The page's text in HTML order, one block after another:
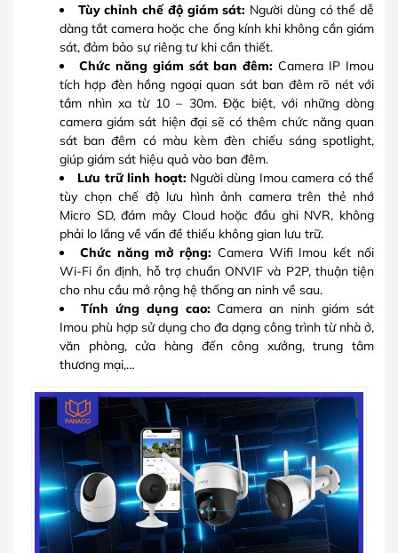
Tùy chỉnh chế độ giám sát: Người dùng có thể dễ
dàng tắt camera hoặc che ống kính khi không cần giám
sát, đảm bảo sự riêng tư khi cần thiết.
Chức năng giám sát ban đêm: Camera IP Imou
tích hợp đèn hồng ngoại quan sát ban đêm rõ nét với
tầm nhìn xa từ 10 – 30m. Đặc biệt, với những dòng
camera giám sát hiện đại sẽ có thêm chức năng quan
sát ban đêm có màu kèm đèn chiếu sáng spotlight,
giúp giám sát hiệu quả vào ban đêm.
Lưu trữ linh hoạt: Người dùng Imou camera có thể
tùy chọn chế độ lưu hình ảnh camera trên thẻ nhớ
Micro SD, đám mây Cloud hoặc đầu ghi NVR, không
phải lo lắng về vấn đề thiếu không gian lưu trữ.
Chức năng mở rộng: Camera Wifi Imou kết nối
Wi-Fi ổn định, hỗ trợ chuẩn ONVIF và P2P, thuận tiện
cho nhu cầu mở rộng hệ thống an ninh về sau.
Tính ứng dụng cao: Camera an ninh giám sát
Imou phù hợp sử dụng cho đa dạng công trình từ nhà ở,
văn phòng, cửa hàng đến công xưởng, trung tâm
thương mại,…